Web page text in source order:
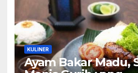
KULINER
Ayam Bakar Madu,